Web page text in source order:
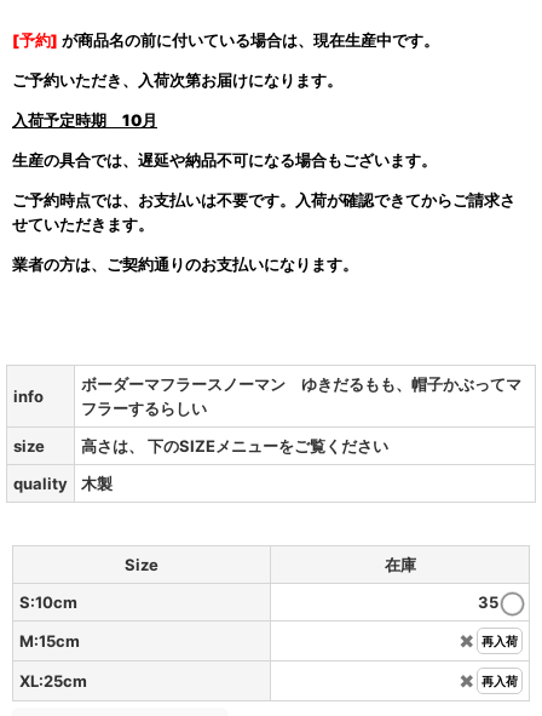
[予約] が商品名の前に付いている場合は、現在生産中です。
ご予約いただき、入荷次第お届けになります。
入荷予定時期 10月
生産の具合では、遅延や納品不可になる場合もございます。
ご予約時点では、お支払いは不要です。入荷が確認できてからご請求さ
せていただきます。
業者の方は、ご契約通りのお支払いになります。
info
ボーダーマフラースノーマン ゆきだるもも、帽子かぶってマ
フラーするらしい
size
高さは、 下のSIZEメニューをご覧ください
quality
木製
Size
在庫
S:10cm
35
M:15cm
✖️ 再入荷
XL:25cm ✖️ 再入荷